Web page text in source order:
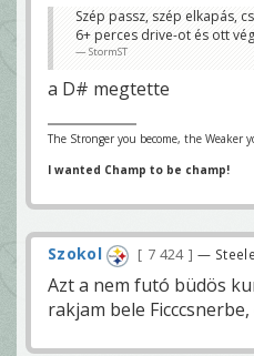
Szép passz, szép elkapás,
6+ perces drive-ot és ott
StormST
a D# megtette
The Stronger you become, the Weaker
I wanted Champ to be champ!
Szokol 7 424 —
Azt a nem futó büdös
rakjam bele